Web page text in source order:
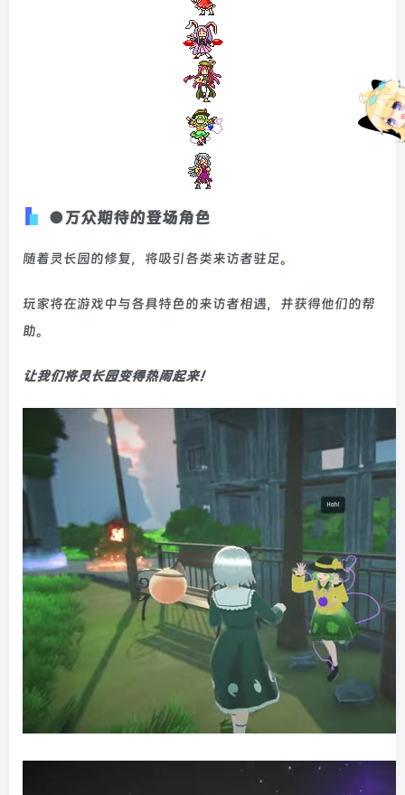
●万众期待的登场角色
随着灵长园的修复，将吸引各类来访者驻足。
玩家将在游戏中与各具特色的来访者相遇，并获得他们的帮
助。
让我们将灵长园变得热闹起来！